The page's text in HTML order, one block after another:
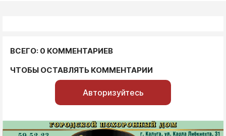
ВСЕГО: 0 КОММЕНТАРИЕВ
ЧТОБЫ ОСТАВЛЯТЬ КОММЕНТАРИИ
Авторизуйтесь